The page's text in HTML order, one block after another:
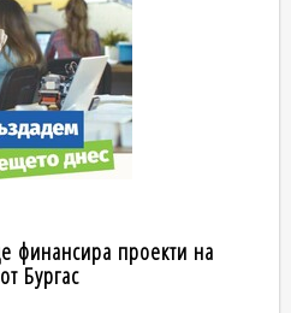
финансира проекти на
Бургас